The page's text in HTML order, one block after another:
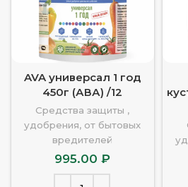
AVA универсал 1 год
450г (АВА) /12
Средства защиты ,
удобрения, от бытовых
вредителей
995.00₽